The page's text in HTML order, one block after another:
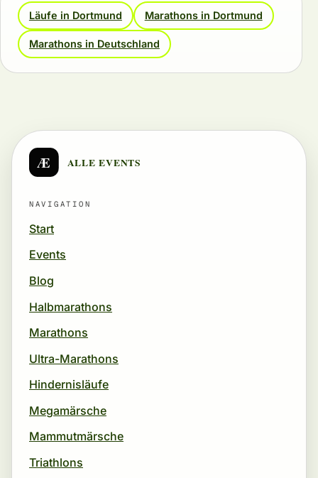
Läufe in Dortmund Marathons in Dortmund
Marathons in Deutschland
Æ ALLE EVENTS
NAVIGATION
Start
Events
Blog
Halbmarathons
Marathons
Ultra-Marathons
Hindernisläufe
Megamärsche
Mammutmärsche
Triathlons